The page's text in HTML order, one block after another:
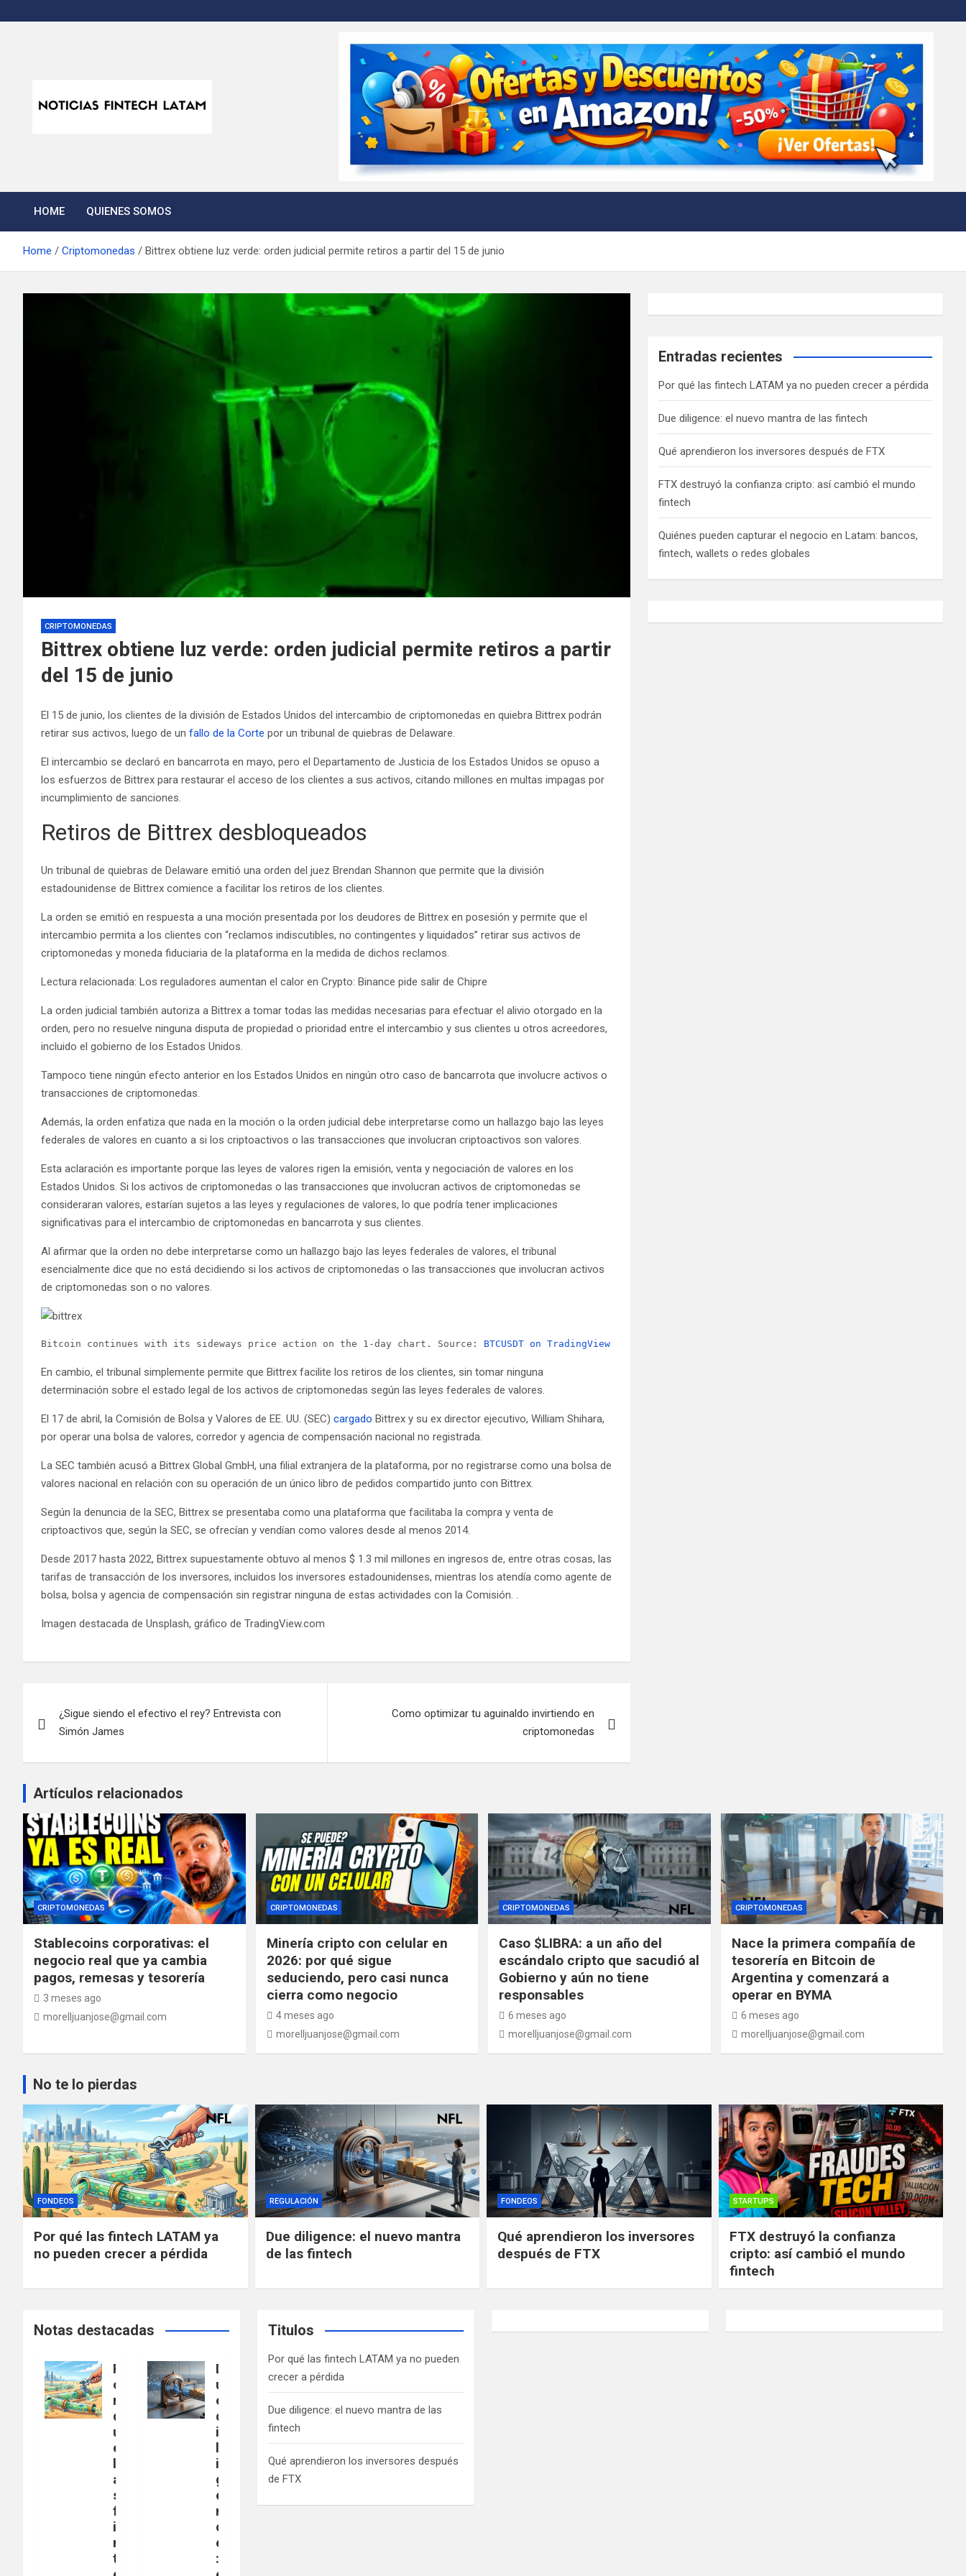
to
HOME QUIENES SOMOS
Home Criptomonedas Bittrex obtiene luz verde: orden judicial permite retiros a partir del 15 de junio
CRIPTOMONEDAS
Bittrex obtiene luz verde: orden judicial permite retiros a partir
del 15 de junio
El 15 de junio, los clientes de la división de Estados Unidos del intercambio de criptomonedas en quiebra Bittrex podrán
retirar sus activos, luego de un fallo de la Corte por un tribunal de quiebras de Delaware.
El intercambio se declaró en bancarrota en mayo, pero el Departamento de Justicia de los Estados Unidos se opuso a
los esfuerzos de Bittrex para restaurar el acceso de los clientes a sus activos, citando millones en multas impagas por
incumplimiento de sanciones.
Retiros de Bittrex desbloqueados
Un tribunal de quiebras de Delaware emitió una orden del juez Brendan Shannon que permite que la división
estadounidense de Bittrex comience a facilitar los retiros de los clientes.
La orden se emitió en respuesta a una moción presentada por los deudores de Bittrex en posesión y permite que el
intercambio permita a los clientes con “reclamos indiscutibles, no contingentes y liquidados” retirar sus activos de
criptomonedas y moneda fiduciaria de la plataforma en la medida de dichos reclamos.
Lectura relacionada: Los reguladores aumentan el calor en Crypto: Binance pide salir de Chipre
La orden judicial también autoriza a Bittrex a tomar todas las medidas necesarias para efectuar el alivio otorgado en la
orden, pero no resuelve ninguna disputa de propiedad o prioridad entre el intercambio y sus clientes u otros acreedores,
incluido el gobierno de los Estados Unidos.
Tampoco tiene ningún efecto anterior en los Estados Unidos en ningún otro caso de bancarrota que involucre activos o
transacciones de criptomonedas.
Además, la orden enfatiza que nada en la moción o la orden judicial debe interpretarse como un hallazgo bajo las leyes
federales de valores en cuanto a si los criptoactivos o las transacciones que involucran criptoactivos son valores.
Esta aclaración es importante porque las leyes de valores rigen la emisión, venta y negociación de valores en los
Estados Unidos. Si los activos de criptomonedas o las transacciones que involucran activos de criptomonedas se
consideraran valores, estarían sujetos a las leyes y regulaciones de valores, lo que podría tener implicaciones
significativas para el intercambio de criptomonedas en bancarrota y sus clientes.
Al afirmar que la orden no debe interpretarse como un hallazgo bajo las leyes federales de valores, el tribunal
esencialmente dice que no está decidiendo si los activos de criptomonedas o las transacciones que involucran activos
de criptomonedas son o no valores.
Bitcoin continues with its sideways price action on the 1-day chart. Source: BTCUSDT on TradingView.com
En cambio, el tribunal simplemente permite que Bittrex facilite los retiros de los clientes, sin tomar ninguna
determinación sobre el estado legal de los activos de criptomonedas según las leyes federales de valores.
El 17 de abril, la Comisión de Bolsa y Valores de EE. UU. (SEC) cargado Bittrex y su ex director ejecutivo, William Shihara,
por operar una bolsa de valores, corredor y agencia de compensación nacional no registrada.
La SEC también acusó a Bittrex Global GmbH, una filial extranjera de la plataforma, por no registrarse como una bolsa de
valores nacional en relación con su operación de un único libro de pedidos compartido junto con Bittrex.
Según la denuncia de la SEC, Bittrex se presentaba como una plataforma que facilitaba la compra y venta de
criptoactivos que, según la SEC, se ofrecían y vendían como valores desde al menos 2014.
Desde 2017 hasta 2022, Bittrex supuestamente obtuvo al menos $ 1.3 mil millones en ingresos de, entre otras cosas, las
tarifas de transacción de los inversores, incluidos los inversores estadounidenses, mientras los atendía como agente de
bolsa, bolsa y agencia de compensación sin registrar ninguna de estas actividades con la Comisión. .
Imagen destacada de Unsplash, gráfico de TradingView.com
de
entradas
¿Sigue siendo el efectivo el rey? Entrevista con
Simón James
Como optimizar tu aguinaldo invirtiendo en
criptomonedas
Entradas recientes
Por qué las fintech LATAM ya no pueden crecer a pérdida
Due diligence: el nuevo mantra de las fintech
Qué aprendieron los inversores después de FTX
FTX destruyó la confianza cripto: así cambió el mundo
fintech
Quiénes pueden capturar el negocio en Latam: bancos,
fintech, wallets o redes globales
Artículos relacionados
CRIPTOMONEDAS
Stablecoins corporativas: el
negocio real que ya cambia
pagos, remesas y tesorería
3 meses ago
morelljuanjose@gmail.com
CRIPTOMONEDAS
Minería cripto con celular en
2026: por qué sigue
seduciendo, pero casi nunca
cierra como negocio
4 meses ago
morelljuanjose@gmail.com
CRIPTOMONEDAS
Caso $LIBRA: a un año del
escándalo cripto que sacudió al
Gobierno y aún no tiene
responsables
6 meses ago
morelljuanjose@gmail.com
CRIPTOMONEDAS
Nace la primera compañía de
tesorería en Bitcoin de
Argentina y comenzará a
operar en BYMA
6 meses ago
morelljuanjose@gmail.com
No te lo pierdas
FONDEOS
Por qué las fintech LATAM ya
no pueden crecer a pérdida
REGULACIÓN
Due diligence: el nuevo mantra
de las fintech
FONDEOS
Qué aprendieron los inversores
después de FTX
STARTUPS
FTX destruyó la confianza
cripto: así cambió el mundo
fintech
Notas destacadas
P
o
r
q
u
é
l
a
s
f
i
n
t
D
u
e
d
i
l
i
g
e
n
c
e
:
Titulos
Por qué las fintech LATAM ya no pueden
crecer a pérdida
Due diligence: el nuevo mantra de las
fintech
Qué aprendieron los inversores después
de FTX